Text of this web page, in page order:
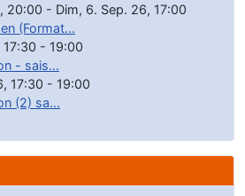
, 20:00 - Dim, 6. Sep. 26, 17:00
(Format...
17:30 - 19:00
- sais...
, 17:30 - 19:00
(2) sa...